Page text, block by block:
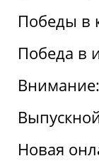
Победы в
Победа в
Новая